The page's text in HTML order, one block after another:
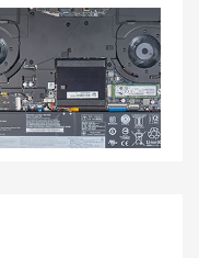
联想拯救者Y9000K笔记本不开机问题全面解析，解决方案一网打尽！